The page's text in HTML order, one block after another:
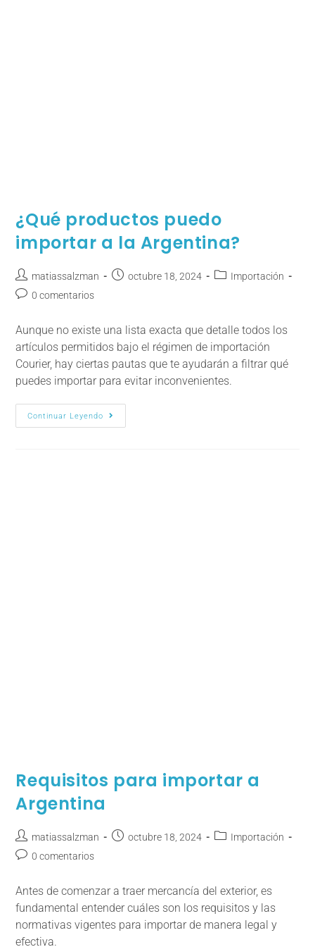
¿Qué productos puedo
importar a la Argentina?
matiassalzman octubre 18, 2024
Importación
0 comentarios
Aunque no existe una lista exacta que detalle todos los
artículos permitidos bajo el régimen de importación
Courier, hay ciertas pautas que te ayudarán a filtrar qué
puedes importar para evitar inconvenientes.
Continuar Leyendo
Requisitos para importar a
Argentina
matiassalzman octubre 18, 2024
Importación
0 comentarios
Antes de comenzar a traer mercancía del exterior, es
fundamental entender cuáles son los requisitos y las
normativas vigentes para importar de manera legal y
efectiva.